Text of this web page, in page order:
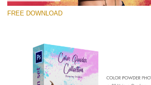
Large 6000*4000px
Large 6000*4000px
Entire Collection
FREE DOWNLOAD